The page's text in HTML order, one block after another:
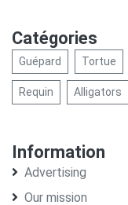
Catégories
Guépard Tortue
Requin Alligators
Information
Advertising
Our mission